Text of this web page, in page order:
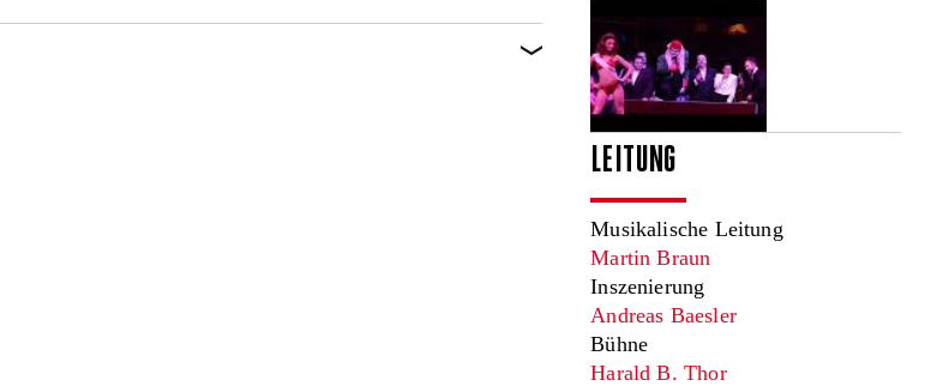
LEITUNG
Musikalische Leitung
Martin Braun
Inszenierung
Andreas Baesler
Bühne
Harald B. Thor